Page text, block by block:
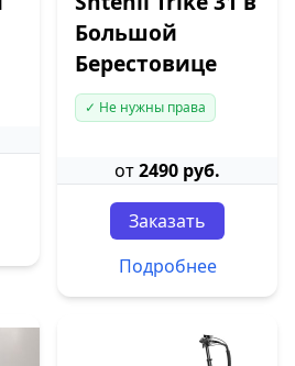
Большой
Берестовице
✓ Не нужны права
от2490 руб.
Заказать
Подробнее